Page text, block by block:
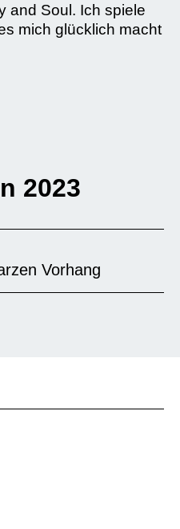
and Soul. Ich spiele
mich glücklich macht
2023
Vorhang
zeigen, weil mir das
die Hauptfigur im
Seit ich in